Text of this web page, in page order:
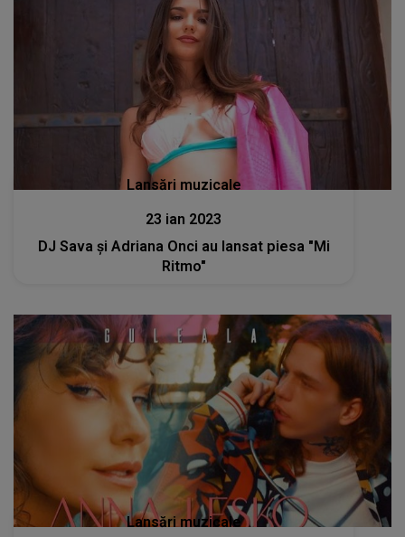
Lansări muzicale
23 ian 2023
DJ Sava și Adriana Onci au lansat piesa "Mi
Ritmo"
Lansări muzicale